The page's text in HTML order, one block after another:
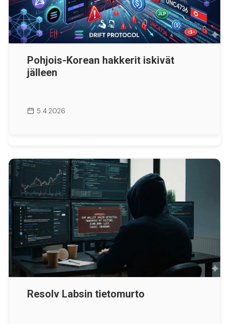
Pohjois-Korean hakkerit iskivät
jälleen
5.4.2026
Resolv Labsin tietomurto